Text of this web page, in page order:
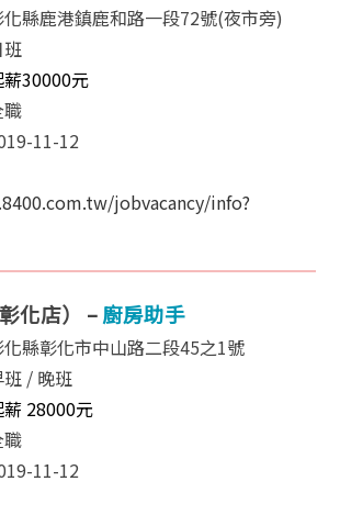
化縣鹿港鎮鹿和路一段72號(夜市旁)
班
薪30000元
職
11-12
jobvacancy/info?
化店） –廚房助手
化縣彰化市中山路二段45之1號
班 / 晚班
薪 28000元
職
11-12